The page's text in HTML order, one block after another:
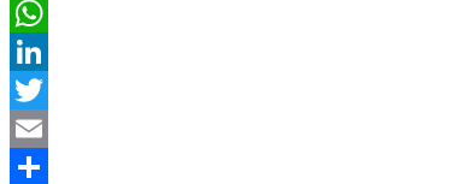
Facebook
WhatsApp
LinkedIn
Twitter
Email